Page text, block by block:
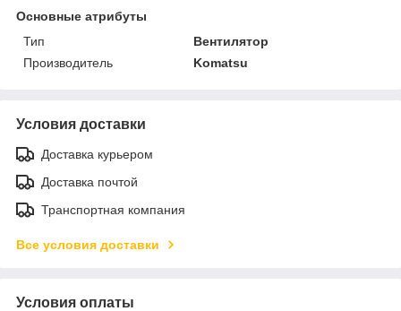
Основные атрибуты
Тип
Вентилятор
Производитель
Komatsu
Условия доставки
Доставка курьером
Доставка почтой
Транспортная компания
Все условия доставки
Условия оплаты